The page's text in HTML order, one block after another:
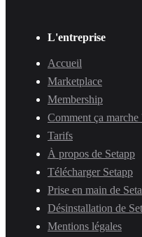
L'entreprise
Accueil
Marketplace
Membership
Comment ça marche
Tarifs
À propos de Setapp
Télécharger Setapp
Prise en main de
Désinstallation de
Mentions légales